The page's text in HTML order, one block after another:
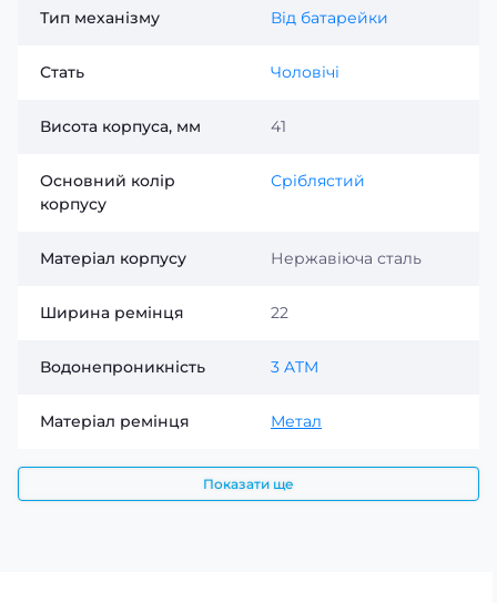
Тип механізму Від батарейки
Стать Чоловічі
Висота корпуса, мм 41
Основний колір
корпусу
Сріблястий
Матеріал корпусу Нержавіюча сталь
Ширина ремінця 22
Водонепроникність 3 ATM
Матеріал ремінця Метал
Показати ще